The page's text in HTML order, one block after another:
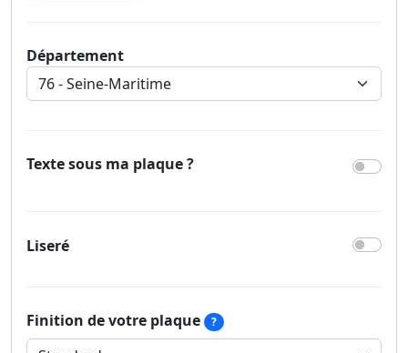
Département
Texte sous ma plaque ?
Liseré
Finition de votre plaque ?